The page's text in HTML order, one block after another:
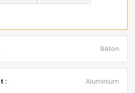
Béton
: Aluminium